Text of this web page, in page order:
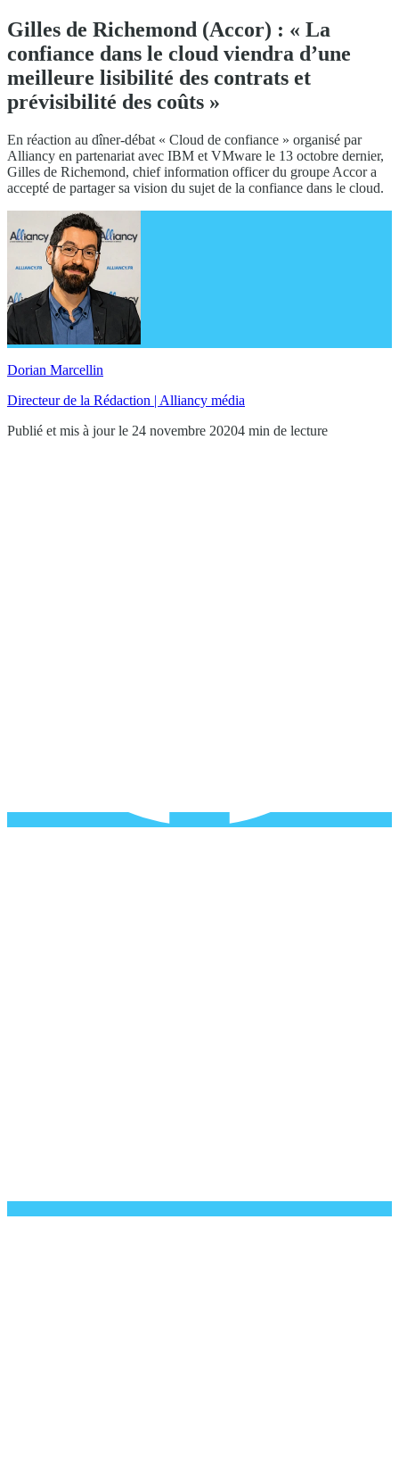
Gilles de Richemond (Accor) : « La
confiance dans le cloud viendra d’une
meilleure lisibilité des contrats et
prévisibilité des coûts »
En réaction au dîner-débat « Cloud de confiance » organisé par
Alliancy en partenariat avec IBM et VMware le 13 octobre dernier,
Gilles de Richemond, chief information officer du groupe Accor a
accepté de partager sa vision du sujet de la confiance dans le cloud.
Dorian Marcellin
Directeur de la Rédaction | Alliancy média
Publié et mis à jour le 24 novembre 20204 min de lecture